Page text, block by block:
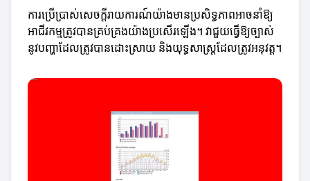
ការប្រើប្រាស់សេចក្តីរាយការណ៍យ៉ាងមានប្រសិទ្ធភាពអាចនាំឱ្យ
អាជីវកម្មត្រូវបានគ្រប់គ្រងយ៉ាងប្រសើរឡើង។ វាជួយធ្វើឱ្យច្បាស់
នូវបញ្ហាដែលត្រូវបានដោះស្រាយ និងយុទ្ធសាស្ត្រដែលត្រូវអនុវត្ត។